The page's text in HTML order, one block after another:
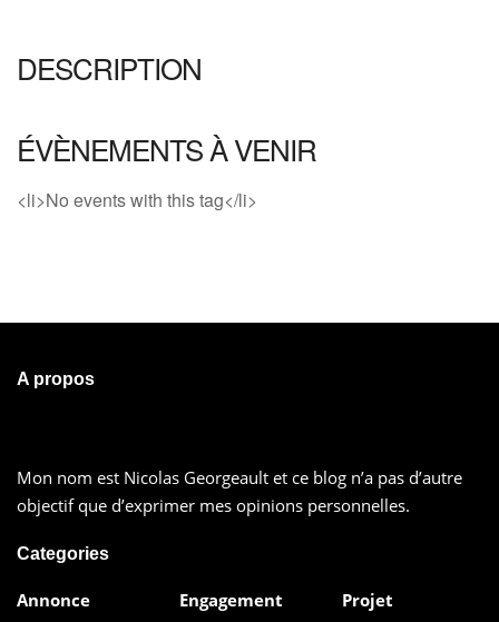
DESCRIPTION
ÉVÈNEMENTS À VENIR
<li>No events with this tag</li>
A propos
Mon nom est Nicolas Georgeault et ce blog n’a pas d’autre
objectif que d’exprimer mes opinions personnelles.
Categories
Annonce
Engagement
Projet